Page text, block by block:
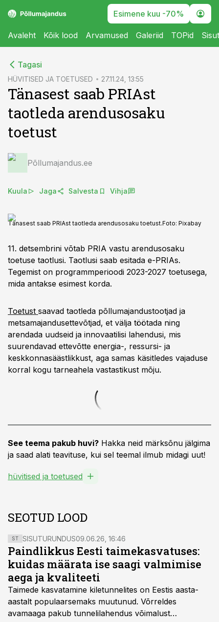
Esimene kuu -70%
Avaleht Kõik lood Arvamused Galeriid TOPid
Tagasi
HÜVITISED JA TOETUSED 27.11.24, 13:55
Tänasest saab PRIAst
taotleda arendusosaku
toetust
Põllumajandus.ee
Kuula Jaga Salvesta Vihja
Tänasest saab PRIAst taotleda arendusosaku toetust.Foto: Pixabay
11. detsembrini võtab PRIA vastu arendusosaku
toetuse taotlusi. Taotlusi saab esitada e-PRIAs.
Tegemist on programmperioodi 2023-2027 toetusega,
mida antakse esimest korda.
Toetust saavad taotleda põllumajandustootjad ja
metsamajandusettevõtjad, et välja töötada ning
arendada uudseid ja innovaatilisi lahendusi, mis
suurendavad ettevõtte energia-, ressursi- ja
keskkonnasäästlikkust, aga samas käsitledes vajaduse
korral kogu tarneahela vastastikust mõju.
See teema pakub huvi? Hakka neid märksõnu jälgima
ja saad alati teavituse, kui sel teemal ilmub midagi uut!
hüvitised ja toetused
SEOTUD LOOD
ST SISUTURUNDUS09.06.26, 16:46
Paindlikkus Eesti taimekasvatuses:
kuidas määrata ise saagi valmimise
aega ja kvaliteeti
Taimede kasvatamine kiletunnelites on Eestis aasta-
aastalt populaarsemaks muutunud. Võrreldes
avamaaga pakub tunnelilahendus võimalust